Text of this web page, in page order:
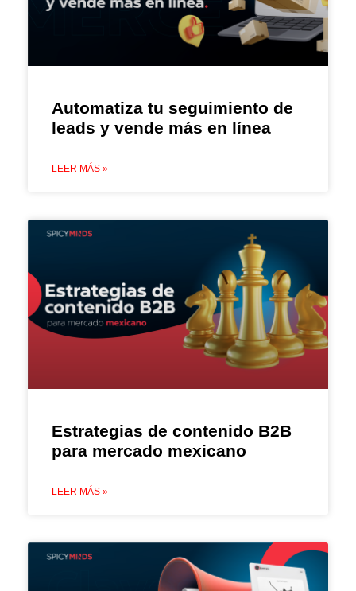
Automatiza tu seguimiento de
leads y vende más en línea
LEER MÁS »
Estrategias de contenido B2B
para mercado mexicano
LEER MÁS »